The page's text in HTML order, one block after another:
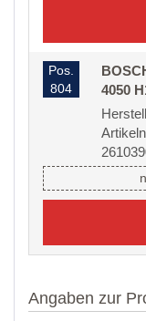
Pos.
804
4050
Angaben zur